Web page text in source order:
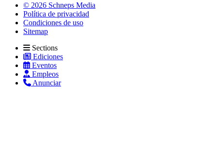
© 2026 Schneps Media
Política de privacidad
Condiciones de uso
Sitemap
Sections
Ediciones
Eventos
Empleos
Anunciar